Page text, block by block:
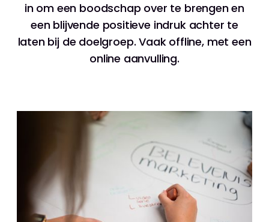
in om een boodschap over te brengen en
een blijvende positieve indruk achter te
laten bij de doelgroep. Vaak offline, met een
online aanvulling.